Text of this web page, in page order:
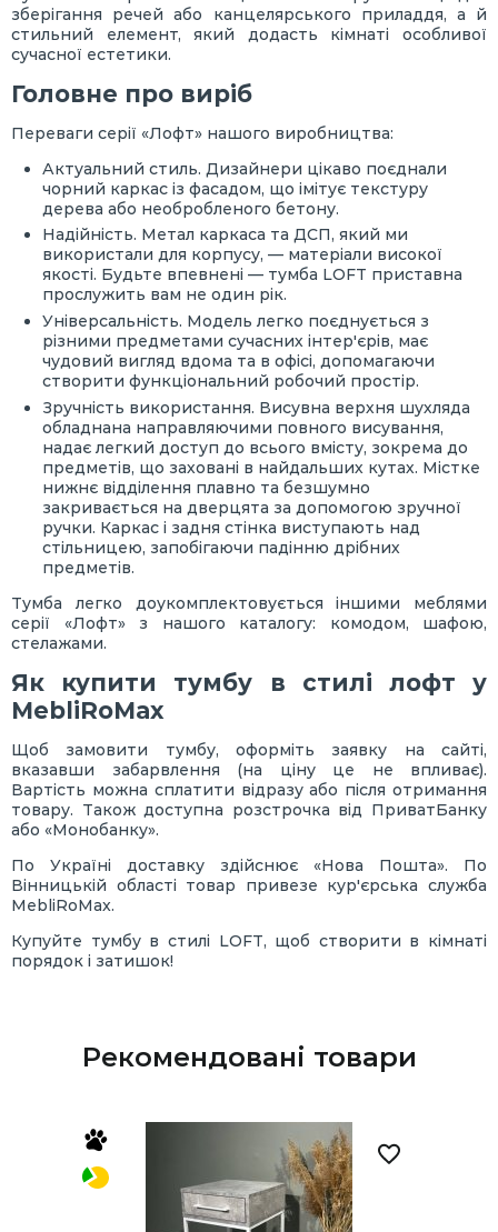
зберігання речей або канцелярського приладдя, а й
стильний елемент, який додасть кімнаті особливої
сучасної естетики.
Головне про виріб
Переваги серії «Лофт» нашого виробництва:
Актуальний стиль. Дизайнери цікаво поєднали
чорний каркас із фасадом, що імітує текстуру
дерева або необробленого бетону.
Надійність. Метал каркаса та ДСП, який ми
використали для корпусу, — матеріали високої
якості. Будьте впевнені — тумба LOFT приставна
прослужить вам не один рік.
Універсальність. Модель легко поєднується з
різними предметами сучасних інтер'єрів, має
чудовий вигляд вдома та в офісі, допомагаючи
створити функціональний робочий простір.
Зручність використання. Висувна верхня шухляда
обладнана направляючими повного висування,
надає легкий доступ до всього вмісту, зокрема до
предметів, що заховані в найдальших кутах. Містке
нижнє відділення плавно та безшумно
закривається на дверцята за допомогою зручної
ручки. Каркас і задня стінка виступають над
стільницею, запобігаючи падінню дрібних
предметів.
Тумба легко доукомплектовується іншими меблями
серії «Лофт» з нашого каталогу: комодом, шафою,
стелажами.
Як купити тумбу в стилі лофт у
MebliRoMax
Щоб замовити тумбу, оформіть заявку на сайті,
вказавши забарвлення (на ціну це не впливає).
Вартість можна сплатити відразу або після отримання
товару. Також доступна розстрочка від ПриватБанку
або «Монобанку».
По Україні доставку здійснює «Нова Пошта». По
Вінницькій області товар привезе кур'єрська служба
MebliRoMax.
Купуйте тумбу в стилі LOFT, щоб створити в кімнаті
порядок і затишок!
Рекомендовані товари